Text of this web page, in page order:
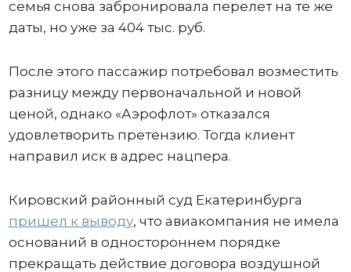
семья снова забронировала перелет на те же
даты, но уже за 404 тыс. руб.
После этого пассажир потребовал возместить
разницу между первоначальной и новой
ценой, однако «Аэрофлот» отказался
удовлетворить претензию. Тогда клиент
направил иск в адрес нацпера.
Кировский районный суд Екатеринбурга
пришел к выводу, что авиакомпания не имела
оснований в одностороннем порядке
прекращать действие договора воздушной